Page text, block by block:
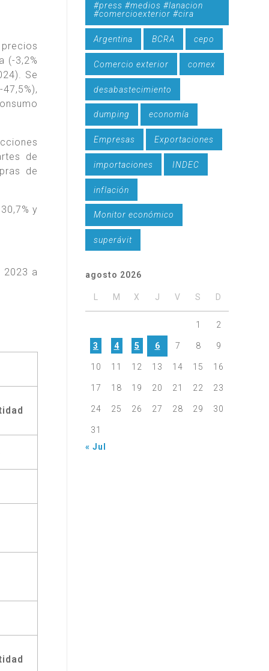
(-3,2%
Se
de
de
y
2023 a
#press #medios #lanacion
#comercioexterior #cira
Argentina BCRA cepo
Comercio exterior comex
desabastecimiento
dumping economía
Empresas Exportaciones
importaciones INDEC
inflación
Monitor económico
superávit
agosto 2026
M X J V S D
1 2
3 4 5 6 7 8 9
10 11 12 13 14 15 16
17 18 19 20 21 22 23
24 25 26 27 28 29 30
31
« Jul